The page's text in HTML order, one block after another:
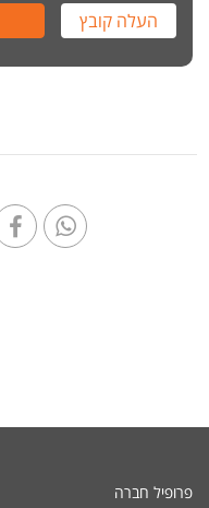
העלה קובץ
פרופיל חברה